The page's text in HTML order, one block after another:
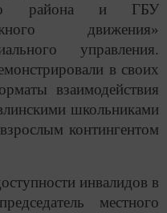
района и ГБУ
движения»
управления.
в своих
взаимодействия
школьниками
контингентом
инвалидов в
местного